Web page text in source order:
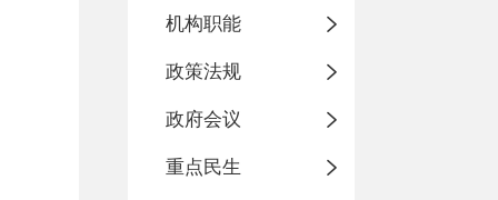
机构职能
政策法规
政府会议
重点民生